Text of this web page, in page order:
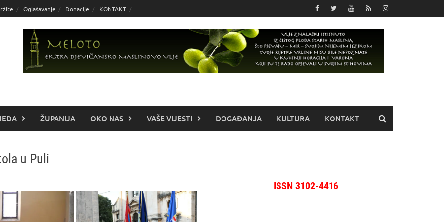
Oglašavanje Donacije KONTAKT
ŽUPANIJA OKO NAS VAŠE VIJESTI DOGAĐANJA KULTURA KONTAKT
u Puli
ISSN 3102-4416